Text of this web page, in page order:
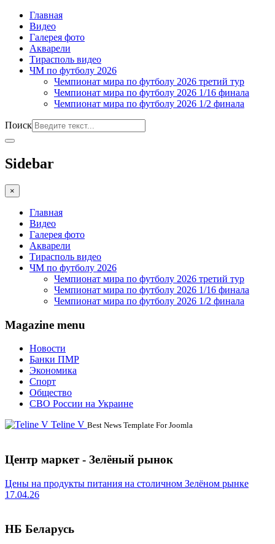
Главная
Видео
Галерея фото
Акварели
Тирасполь видео
ЧМ по футболу 2026
Чемпионат мира по футболу 2026 третий тур
Чемпионат мира по футболу 2026 1/16 финала
Чемпионат мира по футболу 2026 1/2 финала
Поиск
Sidebar
×
Главная
Видео
Галерея фото
Акварели
Тирасполь видео
ЧМ по футболу 2026
Чемпионат мира по футболу 2026 третий тур
Чемпионат мира по футболу 2026 1/16 финала
Чемпионат мира по футболу 2026 1/2 финала
Magazine menu
Новости
Банки ПМР
Экономика
Спорт
Общество
СВО России на Украине
Teline V Best News Template For Joomla
Центр маркет - Зелёный рынок
Цены на продукты питания на столичном Зелёном рынке
17.04.26
НБ Беларусь